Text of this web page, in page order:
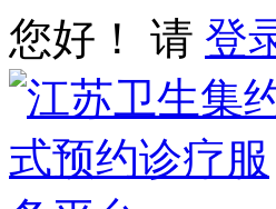
您好！ 请 登